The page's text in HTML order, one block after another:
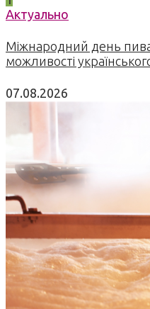
Актуально
Міжнародний день
можливості
07.08.2026